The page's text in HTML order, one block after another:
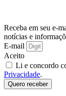
Receba em seu e-
notícias e
E-mail
Aceito
Li e concordo
Privacidade.
Quero receber